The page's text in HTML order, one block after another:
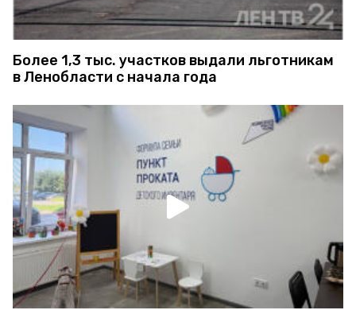
Более 1,3 тыс. участков выдали льготникам
в Ленобласти с начала года